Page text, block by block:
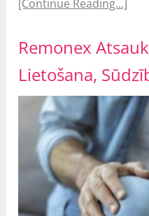
[Continue Reading...]
Remonex
Lietošana,